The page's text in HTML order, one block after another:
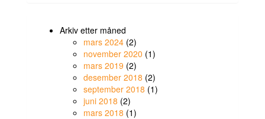
Arkiv etter måned
mars 2024 (2)
november 2020 (1)
mars 2019 (2)
desember 2018 (2)
september 2018 (1)
juni 2018 (2)
mars 2018 (1)